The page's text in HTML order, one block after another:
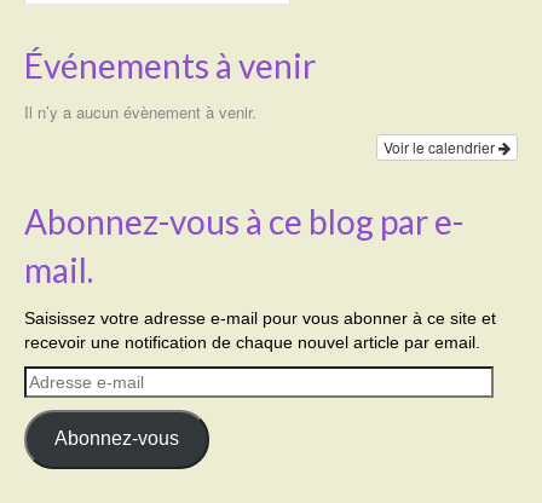
Événements à venir
Il n’y a aucun évènement à venir.
Voir le calendrier
Abonnez-vous à ce blog par e-
mail.
Saisissez votre adresse e-mail pour vous abonner à ce site et
recevoir une notification de chaque nouvel article par email.
Adresse
e-
mail
Abonnez-vous